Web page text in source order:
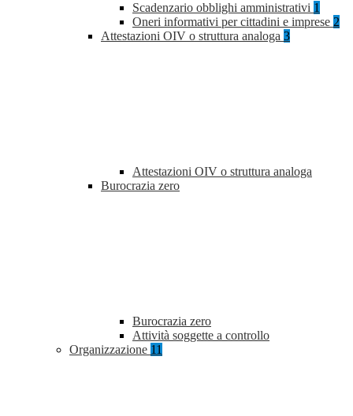
Scadenzario obblighi amministrativi 1
Oneri informativi per cittadini e imprese 2
Attestazioni OIV o struttura analoga 3
Attestazioni OIV o struttura analoga
Burocrazia zero
Burocrazia zero
Attività soggette a controllo
Organizzazione 11